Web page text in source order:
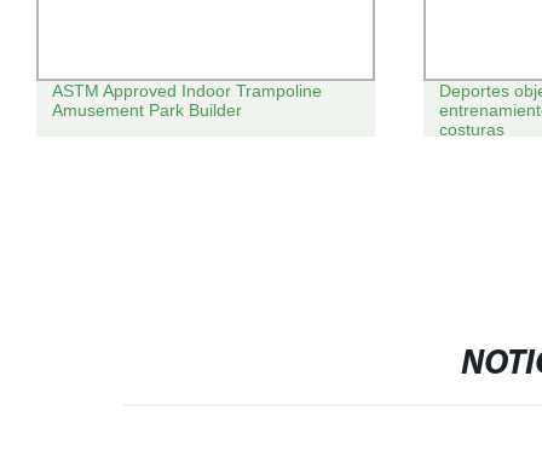
ASTM Approved Indoor Trampoline
Amusement Park Builder
Deportes
costuras